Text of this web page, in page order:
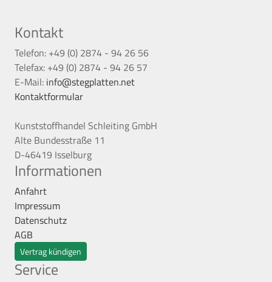
Kontakt
Telefon: +49 (0) 2874 - 94 26 56
Telefax: +49 (0) 2874 - 94 26 57
E-Mail: info@stegplatten.net
Kontaktformular
Kunststoffhandel Schleiting GmbH
Alte Bundesstraße 11
D-46419 Isselburg
Informationen
Anfahrt
Impressum
Datenschutz
AGB
Vertrag kündigen
Service